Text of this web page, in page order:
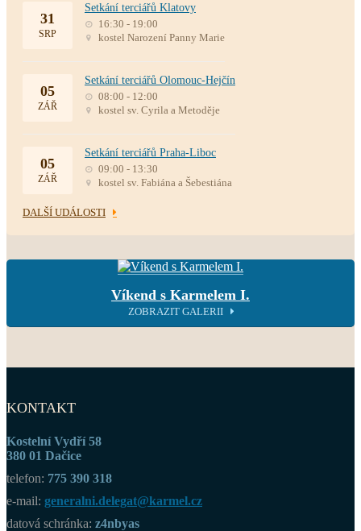
31
SRP
Setkání terciářů Klatovy
16:30 - 19:00
kostel Narození Panny Marie
05
ZÁŘ
Setkání terciářů Olomouc-Hejčín
08:00 - 12:00
kostel sv. Cyrila a Metoděje
05
ZÁŘ
Setkání terciářů Praha-Liboc
09:00 - 13:30
kostel sv. Fabiána a Šebestiána
DALŠÍ UDÁLOSTI
Víkend s Karmelem I.
ZOBRAZIT GALERII
KONTAKT
Kostelní Vydří 58
380 01 Dačice
telefon: 775 390 318
e-mail: generalni.delegat@karmel.cz
datová schránka: z4nbyas